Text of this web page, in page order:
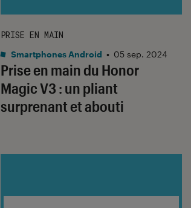
Prise en main du Honor
Magic V3 : un pliant
surprenant et abouti
PRISE EN MAIN
Smartphones Android • 05 sep. 2024